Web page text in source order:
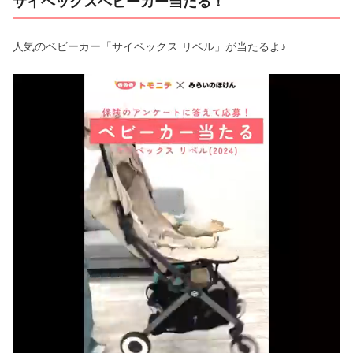
人気のベビーカー「サイベックス リベル」が当たるよ♪